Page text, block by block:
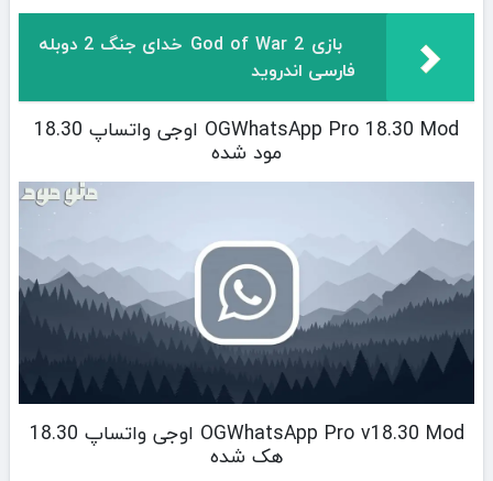
بازی God of War 2 خدای جنگ 2 دوبله
فارسی اندروید
OGWhatsApp Pro 18.30 Mod اوجی واتساپ 18.30
مود شده
OGWhatsApp Pro v18.30 Mod اوجی واتساپ 18.30
هک شده